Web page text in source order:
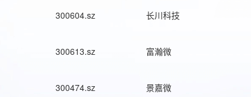
300604.sz 长川科技
300613.sz 富瀚微
300474.sz 景嘉微